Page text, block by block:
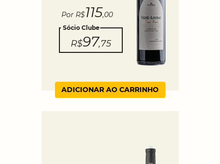
Por R$115,00
Sócio Clube
R$97,75
ADICIONAR AO CARRINHO